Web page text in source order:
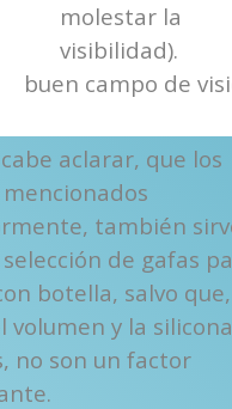
molestar la
visibilidad).
buen campo de
cabe aclarar, que los
también
de gafas
botella, salvo que,
volumen y la silicona
no son un factor